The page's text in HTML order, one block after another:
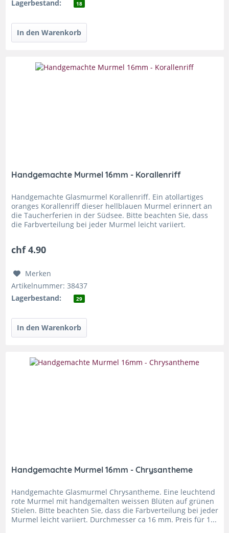
Lagerbestand: 18
Handgemachte Murmel 16mm - Korallenriff
Handgemachte Glasmurmel Korallenriff. Ein atollartiges
oranges Korallenriff dieser hellblauen Murmel erinnert an
die Taucherferien in der Südsee. Bitte beachten Sie, dass
die Farbverteilung bei jeder Murmel leicht variiert.
chf 4.90
Merken
Artikelnummer: 38437
Lagerbestand:
29
Handgemachte Murmel 16mm - Chrysantheme
Handgemachte Glasmurmel Chrysantheme. Eine leuchtend
rote Murmel mit handgemalten weissen Blüten auf grünen
Stielen. Bitte beachten Sie, dass die Farbverteilung bei jeder
Murmel leicht variiert. Durchmesser ca 16 mm. Preis für 1...